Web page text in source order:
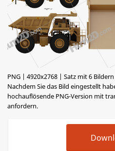
PNG | 4920x2768 | Satz mit 6 Bildern
Nachdem Sie das Bild eingestellt
hochauflösende PNG-Version mit
anfordern.